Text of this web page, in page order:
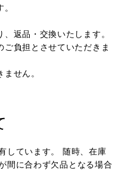
返品・交換いたします。
負担とさせていただきま
せん。
しています。 随時、在庫
間に合わず欠品となる場合